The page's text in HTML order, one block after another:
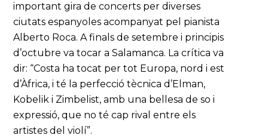
important gira de concerts per diverses
ciutats espanyoles acompanyat pel pianista
Alberto Roca. A finals de setembre i principis
d’octubre va tocar a Salamanca. La crítica va
dir: “Costa ha tocat per tot Europa, nord i est
d’Àfrica, i té la perfecció tècnica d’Elman,
Kobelik i Zimbelist, amb una bellesa de so i
expressió, que no té cap rival entre els
artistes del violí”.